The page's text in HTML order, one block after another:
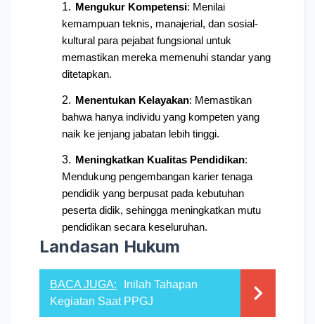
Mengukur Kompetensi: Menilai
kemampuan teknis, manajerial, dan sosial-
kultural para pejabat fungsional untuk
memastikan mereka memenuhi standar yang
ditetapkan.
Menentukan Kelayakan: Memastikan
bahwa hanya individu yang kompeten yang
naik ke jenjang jabatan lebih tinggi.
Meningkatkan Kualitas Pendidikan:
Mendukung pengembangan karier tenaga
pendidik yang berpusat pada kebutuhan
peserta didik, sehingga meningkatkan mutu
pendidikan secara keseluruhan.
Landasan Hukum
BACA JUGA:
Inilah Tahapan
Kegiatan Saat PPGJ